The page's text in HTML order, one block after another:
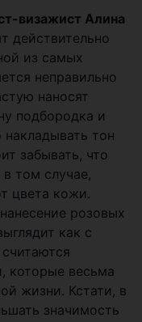
визажист Алина
действительно
из самых
неправильно
наносят
подбородка и
накладывать тон
забывать, что
том случае,
цвета кожи.
розовых
как с
которые весьма
жизни. Кстати, в
значимость